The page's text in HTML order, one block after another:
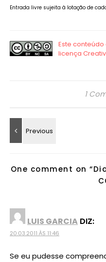
Entrada livre sujeita à lotação de
1
One comment on “
LUIS GARCIA DIZ:
20.03.2011 ÀS 11:46
Se eu pudesse